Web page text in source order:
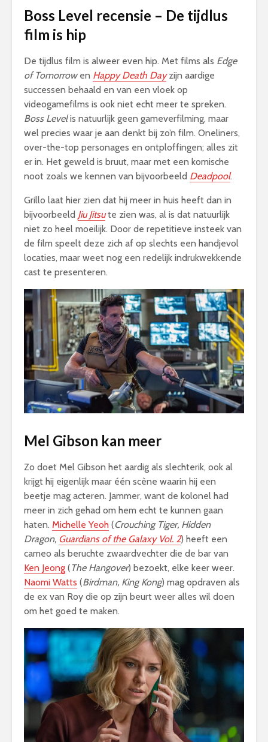
Boss Level recensie – De tijdlus
film is hip
De tijdlus film is alweer even hip. Met films als Edge
of Tomorrowen Happy Death Dayzijn aardige
successen behaald en van een vloek op
videogamefilms is ook niet echt meer te spreken.
Boss Levelis natuurlijk geen gameverfilming, maar
wel precies waar je aan denkt bij zo’n film. Oneliners,
over-the-top personages en ontploffingen; alles zit
er in. Het geweld is bruut, maar met een komische
noot zoals we kennen van bijvoorbeeld Deadpool.
Grillo laat hier zien dat hij meer in huis heeft dan in
bijvoorbeeld Jiu Jitsute zien was, al is dat natuurlijk
niet zo heel moeilijk. Door de repetitieve insteek van
de film speelt deze zich af op slechts een handjevol
locaties, maar weet nog een redelijk indrukwekkende
cast te presenteren.
Mel Gibson kan meer
Zo doet Mel Gibson het aardig als slechterik, ook al
krijgt hij eigenlijk maar één scène waarin hij een
beetje mag acteren. Jammer, want de kolonel had
meer in zich gehad om hem echt te kunnen gaan
haten. Michelle Yeoh (Crouching Tiger, Hidden
Dragon, Guardians of the Galaxy Vol. 2) heeft een
cameo als beruchte zwaardvechter die de bar van
Ken Jeong (The Hangover) bezoekt, elke keer weer.
Naomi Watts (Birdman, King Kong) mag opdraven als
de ex van Roy die op zijn beurt weer alles wil doen
om het goed te maken.